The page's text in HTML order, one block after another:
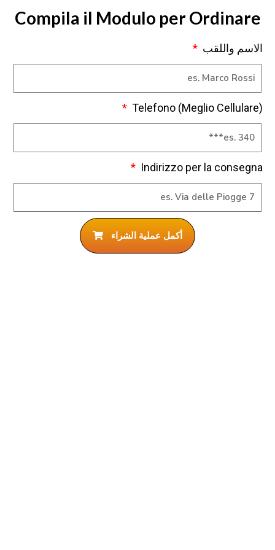
Compila il Modulo per Ordinare
الاسم واللقب
Telefono (Meglio Cellulare)
Indirizzo per la consegna
أكمل عملية الشراء